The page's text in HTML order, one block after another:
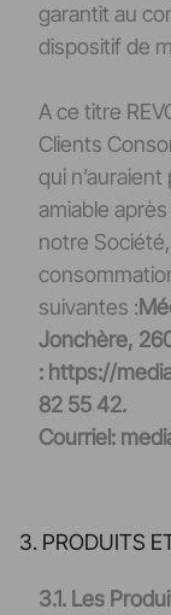
garantit au
dispositif de
A ce titre
Clients
qui
amiable
notre
suivantes :
Jonchère,
: https://
82 55 42.
Courriel:
3. PRODUITS
3.1. Les